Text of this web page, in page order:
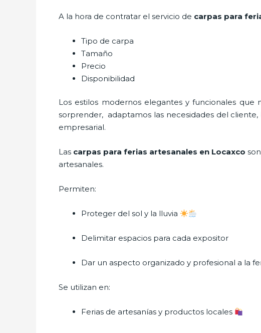
A la hora de contratar el servicio de carpas para
Tipo de carpa
Tamaño
Precio
Disponibilidad
Los estilos modernos elegantes y funcionales que
sorprender, adaptamos las necesidades del
empresarial.
Las carpas para ferias artesanales en Locaxco
artesanales.
Permiten:
Proteger del sol y la lluvia
Delimitar espacios para cada expositor
Dar un aspecto organizado y profesional a la
Se utilizan en:
Ferias de artesanías y productos locales